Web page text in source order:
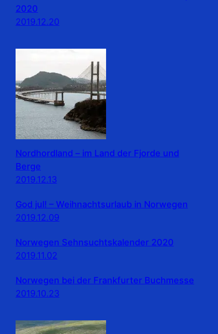
2020
2019.12.20
Nordhordland – im Land der Fjorde und
Berge
2019.12.13
God jul! – Weihnachtsurlaub in Norwegen
2019.12.09
Norwegen Sehnsuchtskalender 2020
2019.11.02
Norwegen bei der Frankfurter Buchmesse
2019.10.23